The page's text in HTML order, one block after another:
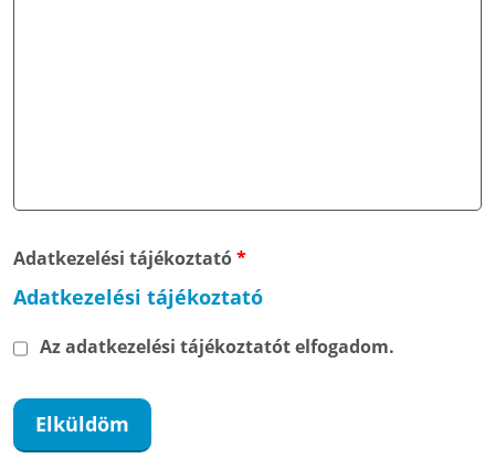
Adatkezelési tájékoztató*
Az adatkezelési tájékoztatót elfogadom.
Adatkezelési tájékoztató